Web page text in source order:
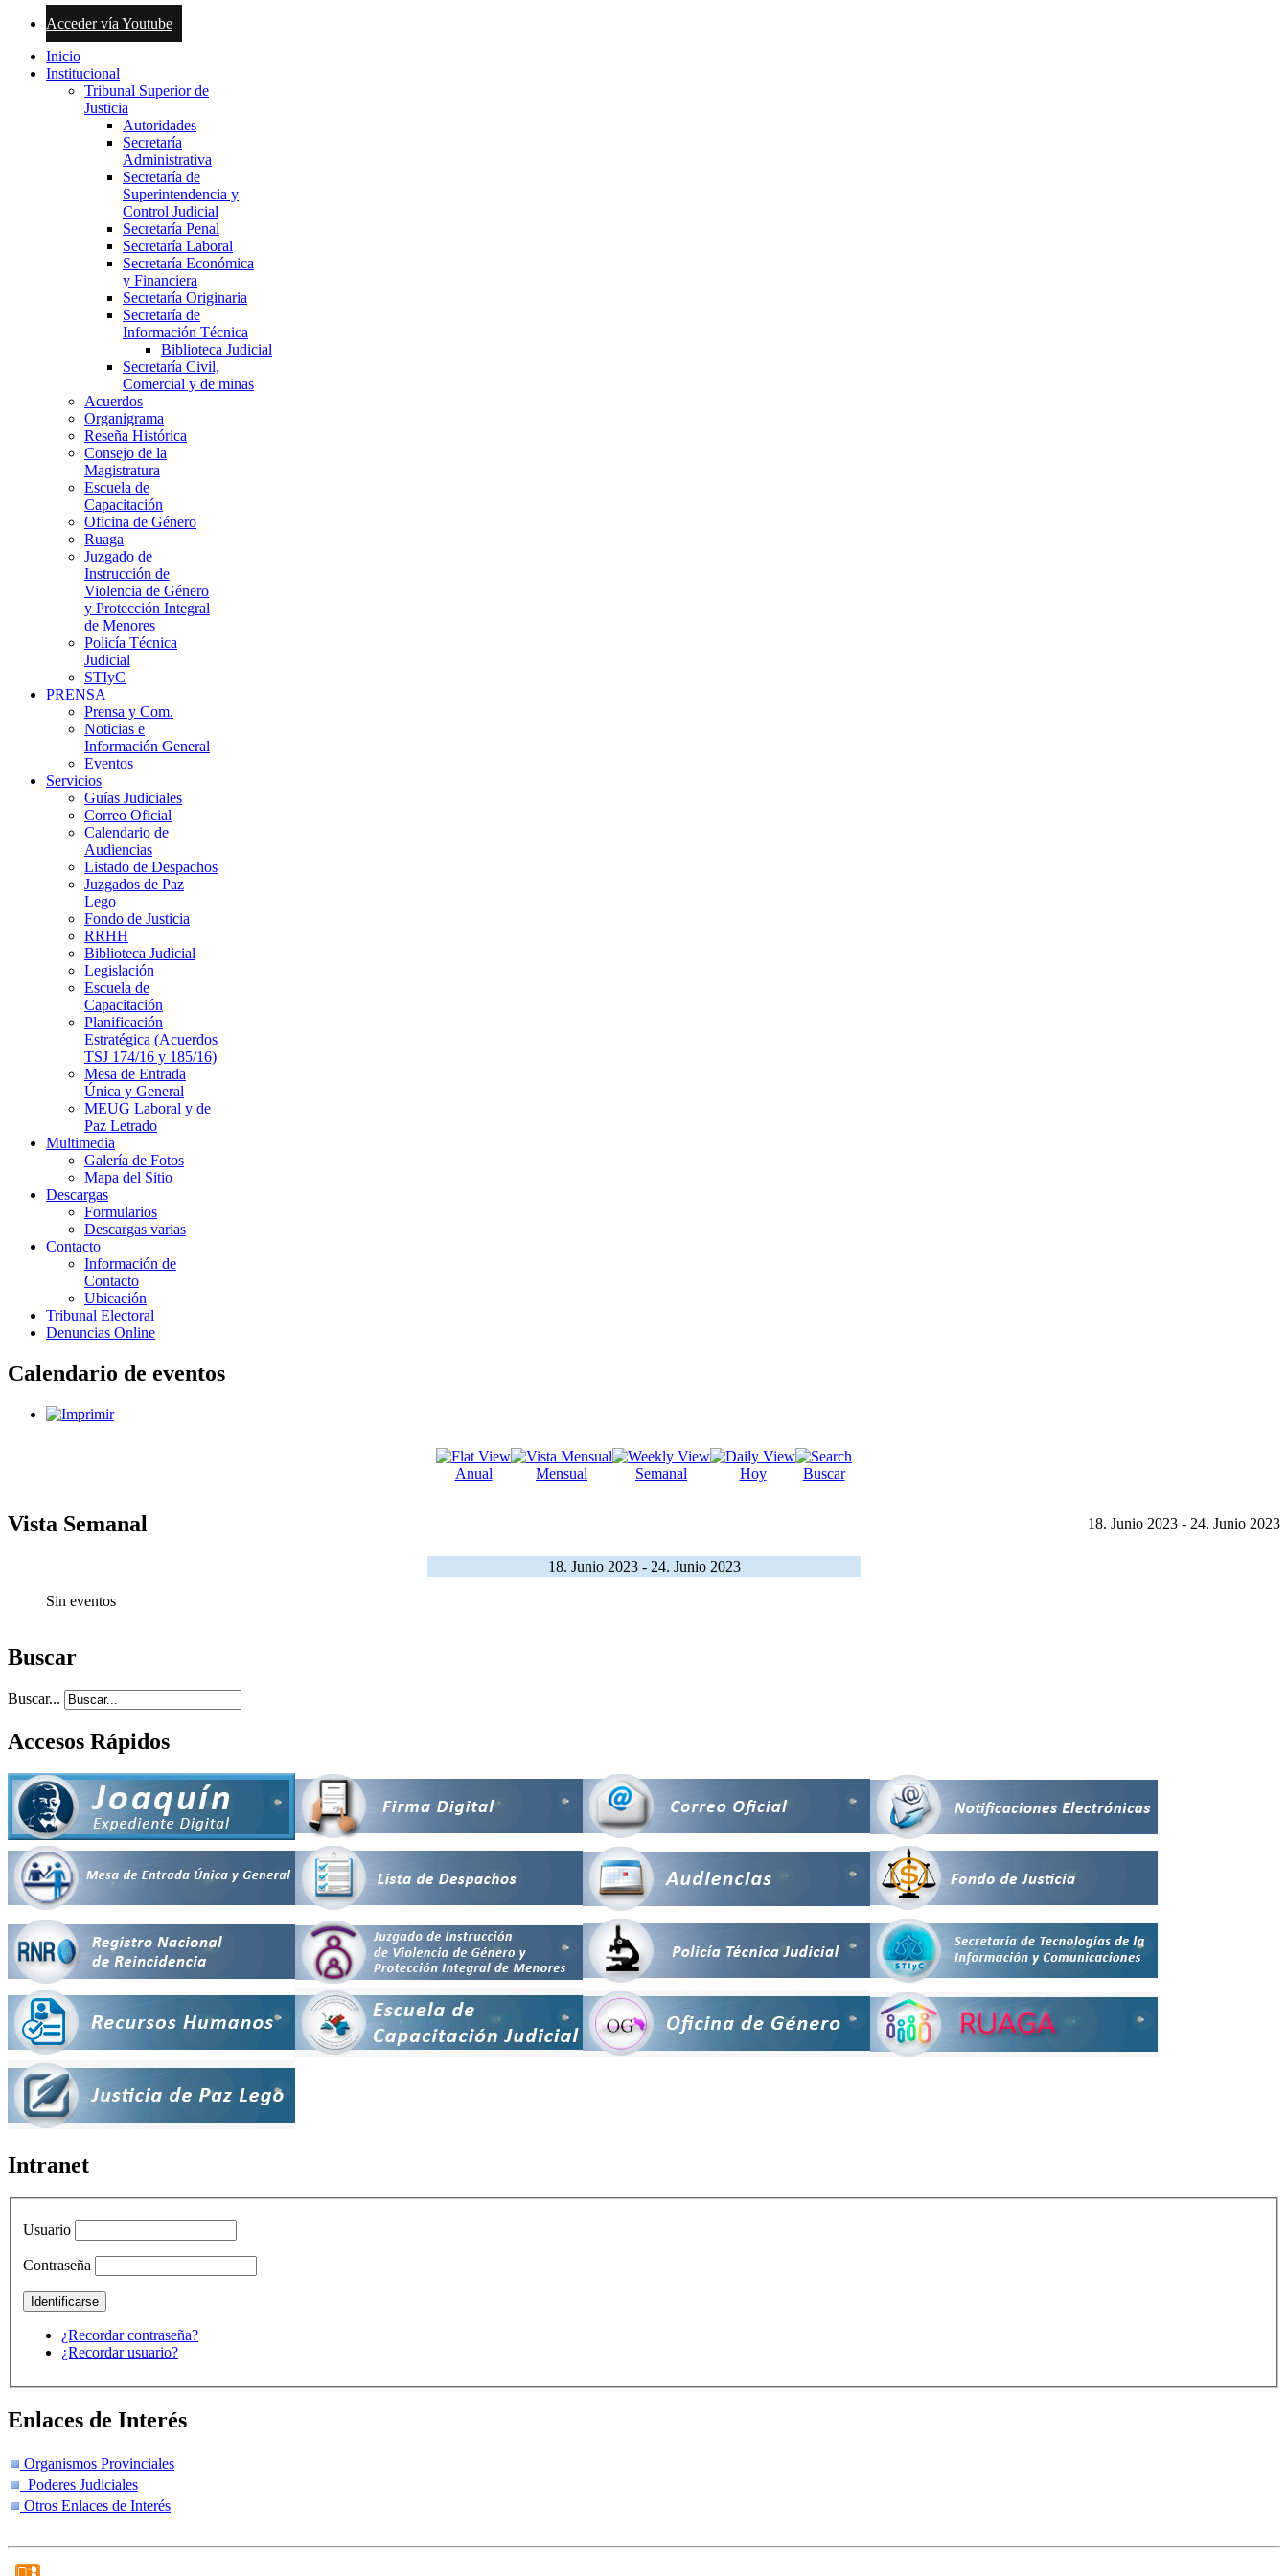
Acceder vía Youtube
Inicio
Institucional
Tribunal Superior de
Justicia
Autoridades
Secretaría
Administrativa
Secretaría de
Superintendencia y
Control Judicial
Secretaría Penal
Secretaría Laboral
Secretaría Económica
y Financiera
Secretaría Originaria
Secretaría de
Información Técnica
Biblioteca Judicial
Secretaría Civil,
Comercial y de minas
Acuerdos
Organigrama
Reseña Histórica
Consejo de la
Magistratura
Escuela de
Capacitación
Oficina de Género
Ruaga
Juzgado de
Instrucción de
Violencia de Género
y Protección Integral
de Menores
Policía Técnica
Judicial
STIyC
PRENSA
Prensa y Com.
Noticias e
Información General
Eventos
Servicios
Guías Judiciales
Correo Oficial
Calendario de
Audiencias
Listado de Despachos
Juzgados de Paz
Lego
Fondo de Justicia
RRHH
Biblioteca Judicial
Legislación
Escuela de
Capacitación
Planificación
Estratégica (Acuerdos
TSJ 174/16 y 185/16)
Mesa de Entrada
Única y General
MEUG Laboral y de
Paz Letrado
Multimedia
Galería de Fotos
Mapa del Sitio
Descargas
Formularios
Descargas varias
Contacto
Información de
Contacto
Ubicación
Tribunal Electoral
Denuncias Online
Calendario de eventos
Anual Mensual Semanal Hoy Buscar
Vista Semanal 18. Junio 2023 - 24. Junio 2023
18. Junio 2023 - 24. Junio 2023
Sin eventos
Buscar
Buscar...
Accesos Rápidos
Intranet
Usuario
Contraseña
¿Recordar contraseña?
¿Recordar usuario?
Enlaces de Interés
Organismos Provinciales
Poderes Judiciales
Otros Enlaces de Interés